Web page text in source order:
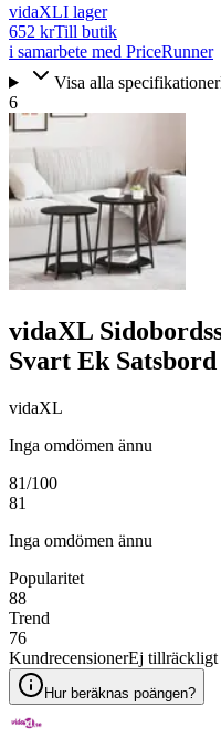
vidaXLI lager
652 krTill butik
i samarbete med PriceRunner
Visa alla specifikationer
6
vidaXL
Svart Ek Satsbord
vidaXL
Inga omdömen ännu
81/100
81
Inga omdömen ännu
Popularitet
88
Trend
76
KundrecensionerEj tillräckligt
Hur beräknas poängen?